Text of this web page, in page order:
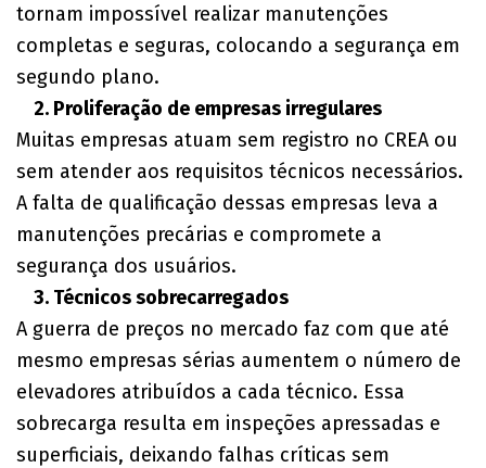
tornam impossível realizar manutenções
completas e seguras, colocando a segurança em
segundo plano.
2. Proliferação de empresas irregulares
Muitas empresas atuam sem registro no CREA ou
sem atender aos requisitos técnicos necessários.
A falta de qualificação dessas empresas leva a
manutenções precárias e compromete a
segurança dos usuários.
3. Técnicos sobrecarregados
A guerra de preços no mercado faz com que até
mesmo empresas sérias aumentem o número de
elevadores atribuídos a cada técnico. Essa
sobrecarga resulta em inspeções apressadas e
superficiais, deixando falhas críticas sem